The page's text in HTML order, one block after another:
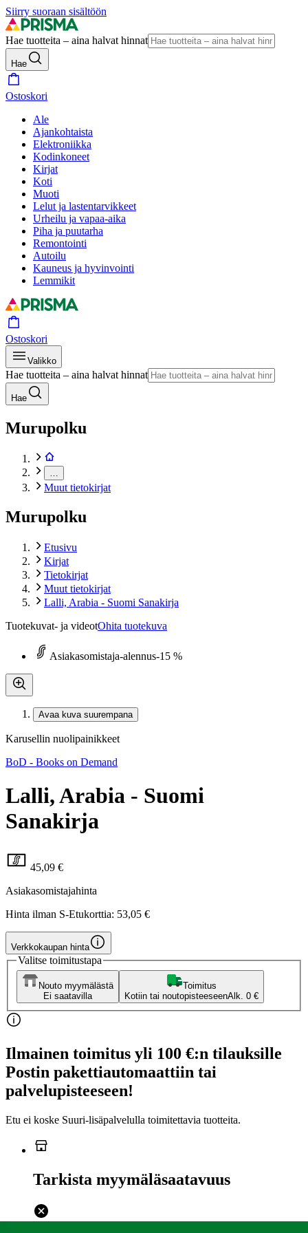
Siirry suoraan sisältöön
Hae tuotteita – aina halvat hinnat
Hae
Ostoskori
Ale
Ajankohtaista
Elektroniikka
Kodinkoneet
Kirjat
Koti
Muoti
Lelut ja lastentarvikkeet
Urheilu ja vapaa-aika
Piha ja puutarha
Remontointi
Autoilu
Kauneus ja hyvinvointi
Lemmikit
Ostoskori
Valikko
Hae tuotteita – aina halvat hinnat
Hae
Murupolku
Muut tietokirjat
Murupolku
Etusivu
Kirjat
Tietokirjat
Muut tietokirjat
Lalli, Arabia - Suomi Sanakirja
Tuotekuvat- ja videotOhita tuotekuva
Asiakasomistaja-alennus-15 %
Avaa kuva suurempana
Karusellin nuolipainikkeet
BoD - Books on Demand
Lalli, Arabia - Suomi
Sanakirja
45,09 €
Asiakasomistajahinta
Hinta ilman S-Etukorttia: 53,05 €
Verkkokaupan hinta
Valitse toimitustapa
Nouto myymälästä
Ei saatavilla
Toimitus
Kotiin tai noutopisteeseenAlk. 0 €
Ilmainen toimitus yli 100 €:n tilauksille
Postin pakettiautomaattiin tai
palvelupisteeseen!
Etu ei koske Suuri‑lisäpalvelulla toimitettavia tuotteita.
Tarkista myymäläsaatavuus